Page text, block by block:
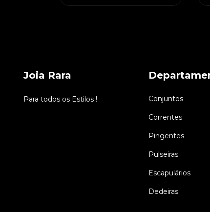
Joia Rara
Para todos os Estilos ! Conjuntos
Correntes
Pingentes
Pulseiras
Escapulários
Dedeiras